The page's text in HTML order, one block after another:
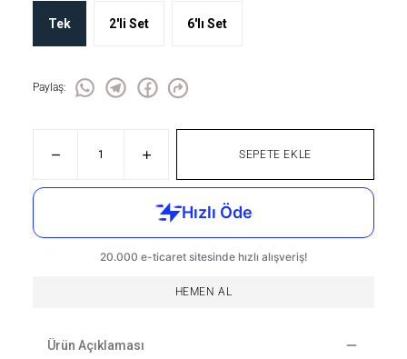
Tek 2'li Set 6'lı Set
Paylaş:
SEPETE EKLE
HEMEN AL
Ürün Açıklaması